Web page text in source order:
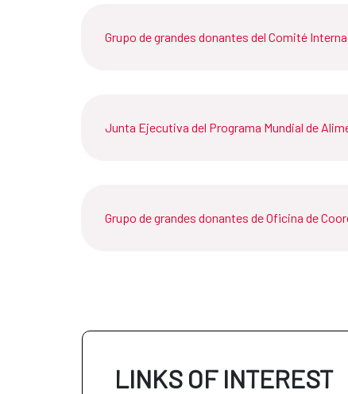
Grupo de grandes donantes del Comité
Junta Ejecutiva del Programa Mundial de
Grupo de grandes donantes de Oficina de
LINKS OF INTEREST